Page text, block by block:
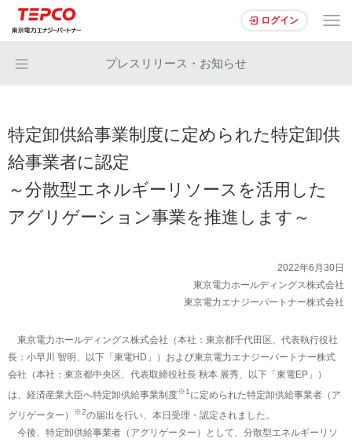
ログイン
プレスリリース・お知らせ
特定卸供給事業制度に定められた特定卸供
給事業者に認定
～分散型エネルギーリソースを活用した
アグリゲーション事業を推進します～
2022年6月30日
東京電力ホールディングス株式会社
東京電力エナジーパートナー株式会社
東京電力ホールディングス株式会社（本社：東京都千代田区、代表執行役社
長：小早川 智明、以下「東電HD」）および東京電力エナジーパートナー株式
会社（本社：東京都中央区、代表取締役社長 秋本 展秀、以下「東電EP」）
は、経済産業大臣へ特定卸供給事業制度※1 に定められた特定卸供給事業者（ア
グリゲーター）
※2の届出を行い、本日受理・認定されました。
今後、特定卸供給事業者（アグリゲーター）として、分散型エネルギーリソ